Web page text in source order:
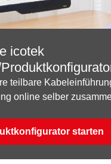
icotek
teilbare
online selber
starten